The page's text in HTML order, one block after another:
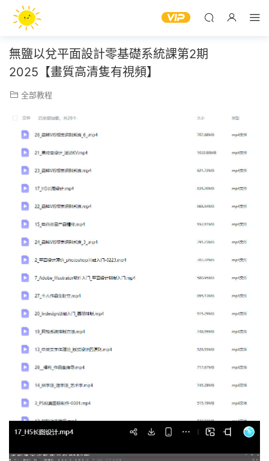
無鹽以兌平面設計零基礎系統課第2期
2025【畫質高清隻有視頻】
全部教程